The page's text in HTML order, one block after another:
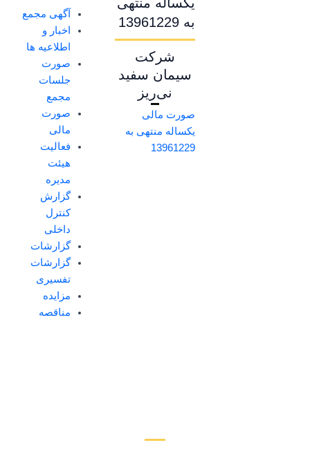
یکساله منتهی
به 13961229
شرکت
سیمان سفید
نی‌ریز
صورت مالی
یکساله منتهی به
13961229
آگهی مجمع
اخبار و
اطلاعیه ها
صورت
جلسات
مجمع
صورت
مالی
فعالیت
هیئت
مدیره
گزارش
کنترل
داخلی
گزارشات
گزارشات
تفسیری
مزایده
مناقصه